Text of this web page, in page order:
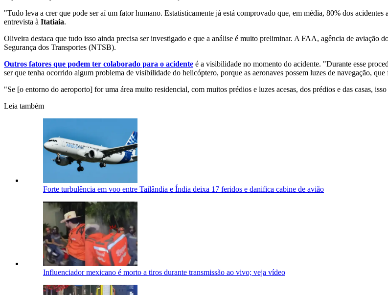
"Tudo leva a crer que pode ser aí um fator humano. Estatisticamente já está comprovado que, em média, 80% dos
entrevista à Itatiaia.
Oliveira destaca que tudo isso ainda precisa ser investigado e que a análise é muito preliminar. A FAA, agência de aviação
Segurança dos Transportes (NTSB).
Outros fatores que podem ter colaborado para o acidente é a visibilidade no momento do acidente. "Durante esse
ser que tenha ocorrido algum problema de visibilidade do helicóptero, porque as aeronaves possem luzes de navegação,
"Se [o entorno do aeroporto] for uma área muito residencial, com muitos prédios e luzes acesas, dos prédios e das casas,
Leia também
Forte turbulência em voo entre Tailândia e Índia deixa 17 feridos e danifica cabine de avião
Influenciador mexicano é morto a tiros durante transmissão ao vivo; veja vídeo